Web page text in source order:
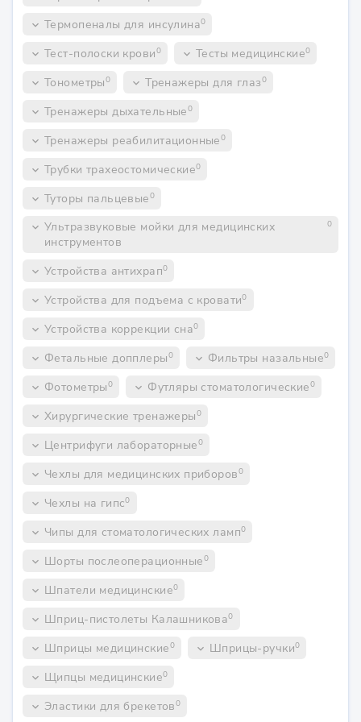
keyboard_arrow_down Термопеналы для инсулина0
keyboard_arrow_down Тест-полоски крови0 keyboard_arrow_down Тесты медицинские0
keyboard_arrow_down Тонометры0 keyboard_arrow_down Тренажеры для глаз0
keyboard_arrow_down Тренажеры дыхательные0
keyboard_arrow_down Тренажеры реабилитационные0
keyboard_arrow_down Трубки трахеостомические0
keyboard_arrow_down Туторы пальцевые0
keyboard_arrow_down Ультразвуковые мойки для медицинских
инструментов
0
keyboard_arrow_down Устройства антихрап0
keyboard_arrow_down Устройства для подъема с кровати0
keyboard_arrow_down Устройства коррекции сна0
keyboard_arrow_down Фетальные допплеры0 keyboard_arrow_down Фильтры назальные0
keyboard_arrow_down Фотометры0 keyboard_arrow_down Футляры стоматологические0
keyboard_arrow_down Хирургические тренажеры0
keyboard_arrow_down Центрифуги лабораторные0
keyboard_arrow_down Чехлы для медицинских приборов0
keyboard_arrow_down Чехлы на гипс0
keyboard_arrow_down Чипы для стоматологических ламп0
keyboard_arrow_down Шорты послеоперационные0
keyboard_arrow_down Шпатели медицинские0
keyboard_arrow_down Шприц-пистолеты Калашникова0
keyboard_arrow_down Шприцы медицинские0 keyboard_arrow_down Шприцы-ручки0
keyboard_arrow_down Щипцы медицинские0
keyboard_arrow_down Эластики для брекетов0